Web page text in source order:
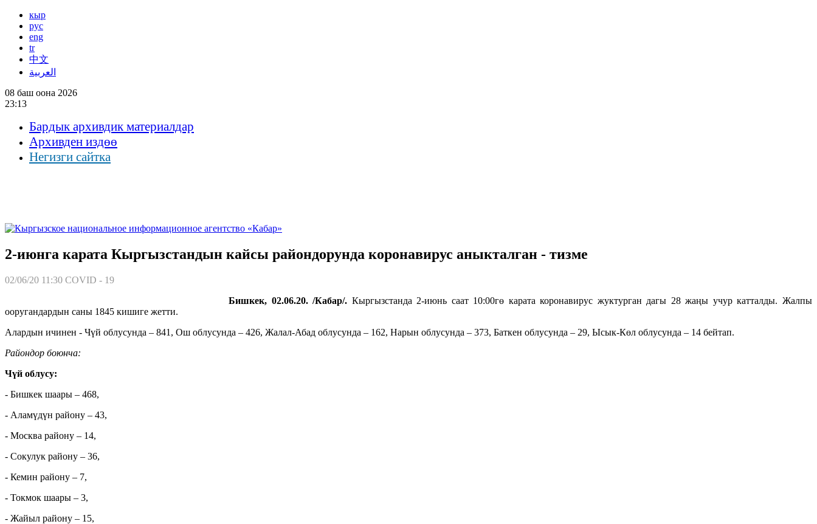
кыр
рус
eng
tr
中文
العربية
08 баш оона 2026
23:13
Бардык архивдик материалдар
Архивден издөө
Негизги сайтка
2-июнга карата Кыргызстандын кайсы райондорунда коронавирус аныкталган - тизме
02/06/20 11:30 COVID - 19
Бишкек, 02.06.20. /Кабар/. Кыргызстанда 2-июнь саат 10:00гө карата коронавирус жуктурган дагы 28 жаңы учур катталды. Жалпы
ооругандардын саны 1845 кишиге жетти.
Алардын ичинен - Чүй облусунда – 841, Ош облусунда – 426, Жалал-Абад облусунда – 162, Нарын облусунда – 373, Баткен облусунда – 29, Ысык-Көл облусунда – 14 бейтап.
Райондор боюнча:
Чүй облусу:
- Бишкек шаары – 468,
- Аламүдүн району – 43,
- Москва району – 14,
- Сокулук району – 36,
- Кемин району – 7,
- Токмок шаары – 3,
- Жайыл району – 15,